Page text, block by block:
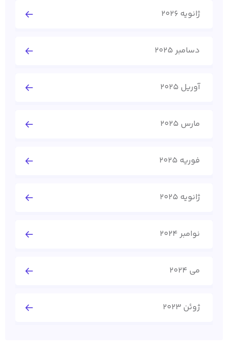
ژانویه 2026
دسامبر 2025
آوریل 2025
مارس 2025
فوریه 2025
ژانویه 2025
نوامبر 2024
می 2024
ژوئن 2023